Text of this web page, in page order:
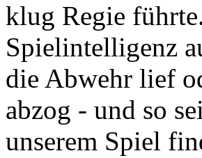
klug Regie
Spielintelligenz
die Abwehr lief
abzog - und so
unserem Spiel